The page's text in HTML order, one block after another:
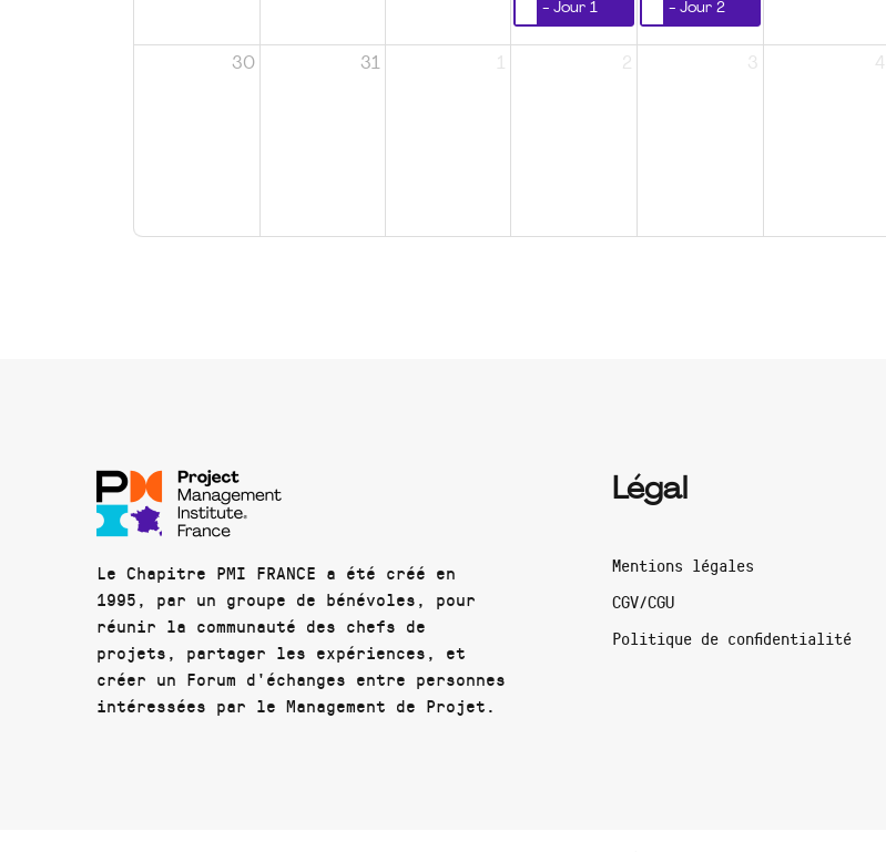
- Jour 1
- Jour 2
30 31 1 2 3 4
Le Chapitre PMI FRANCE a été créé en
1995, par un groupe de bénévoles, pour
réunir la communauté des chefs de
projets, partager les expériences, et
créer un Forum d'échanges entre personnes
intéressées par le Management de Projet.
Légal
Mentions légales
CGV/CGU
Politique de confidentialité